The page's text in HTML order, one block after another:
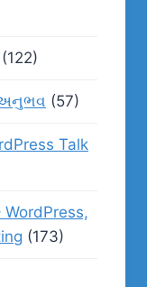
(122)
અનુભવ (57)
Talk
(173)